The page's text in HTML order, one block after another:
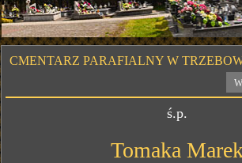
CMENTARZ PARAFIALNY W
ś.p.
Tomaka Marek